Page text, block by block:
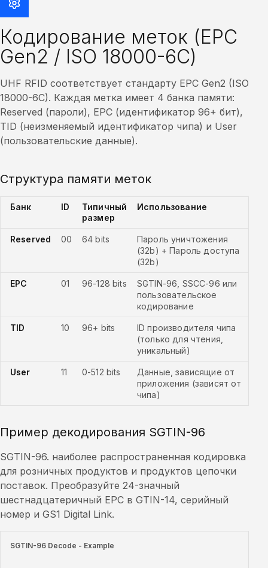
Кодирование меток (EPC
Gen2 / ISO 18000-6C)
UHF RFID соответствует стандарту EPC Gen2 (ISO
18000-6C). Каждая метка имеет 4 банка памяти:
Reserved (пароли), EPC (идентификатор 96+ бит),
TID (неизменяемый идентификатор чипа) и User
(пользовательские данные).
Структура памяти меток
Банк ID
Типичный
размер
Использование
Reserved 00 64 bits
Пароль уничтожения
(32b) + Пароль доступа
(32b)
EPC 01 96-128 bits
SGTIN-96, SSCC-96 или
пользовательское
кодирование
TID 10 96+ bits
ID производителя чипа
(только для чтения,
уникальный)
User 11 0-512 bits
Данные, зависящие от
приложения (зависят от
чипа)
Пример декодирования SGTIN-96
SGTIN-96. наиболее распространенная кодировка
для розничных продуктов и продуктов цепочки
поставок. Преобразуйте 24-значный
шестнадцатеричный EPC в GTIN-14, серийный
номер и GS1 Digital Link.
SGTIN-96 Decode - Example